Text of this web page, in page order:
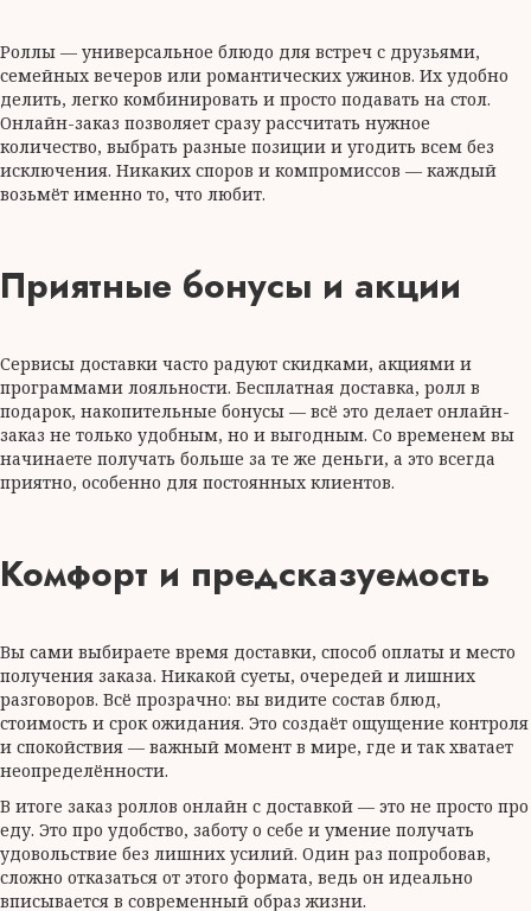
Роллы — универсальное блюдо для встреч с друзьями,
семейных вечеров или романтических ужинов. Их удобно
делить, легко комбинировать и просто подавать на стол.
Онлайн-заказ позволяет сразу рассчитать нужное
количество, выбрать разные позиции и угодить всем без
исключения. Никаких споров и компромиссов — каждый
возьмёт именно то, что любит.
Приятные бонусы и акции
Сервисы доставки часто радуют скидками, акциями и
программами лояльности. Бесплатная доставка, ролл в
подарок, накопительные бонусы — всё это делает онлайн-
заказ не только удобным, но и выгодным. Со временем вы
начинаете получать больше за те же деньги, а это всегда
приятно, особенно для постоянных клиентов.
Комфорт и предсказуемость
Вы сами выбираете время доставки, способ оплаты и место
получения заказа. Никакой суеты, очередей и лишних
разговоров. Всё прозрачно: вы видите состав блюд,
стоимость и срок ожидания. Это создаёт ощущение контроля
и спокойствия — важный момент в мире, где и так хватает
неопределённости.
В итоге заказ роллов онлайн с доставкой — это не просто про
еду. Это про удобство, заботу о себе и умение получать
удовольствие без лишних усилий. Один раз попробовав,
сложно отказаться от этого формата, ведь он идеально
вписывается в современный образ жизни.